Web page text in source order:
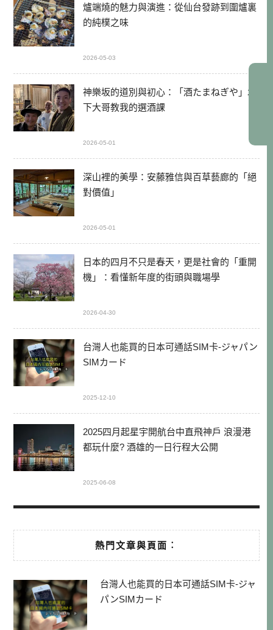
爐端燒的魅力與演進：從仙台發跡到圍爐裏
的純樸之味
2026-05-03
神樂坂的道別與初心：「酒たまねぎや」木
下大哥教我的選酒課
2026-05-01
深山裡的美學：安藤雅信與百草藝廊的「絕
對價值」
2026-05-01
日本的四月不只是春天，更是社會的「重開
機」：看懂新年度的街頭與職場學
2026-04-30
台灣人也能買的日本可通話SIM卡-ジャパン
SIMカード
2025-12-10
2025四月起星宇開航台中直飛神戶 浪漫港
都玩什麼? 酒雄的一日行程大公開
2025-06-08
熱門文章與頁面︰
台灣人也能買的日本可通話SIM卡-ジャ
パンSIMカード